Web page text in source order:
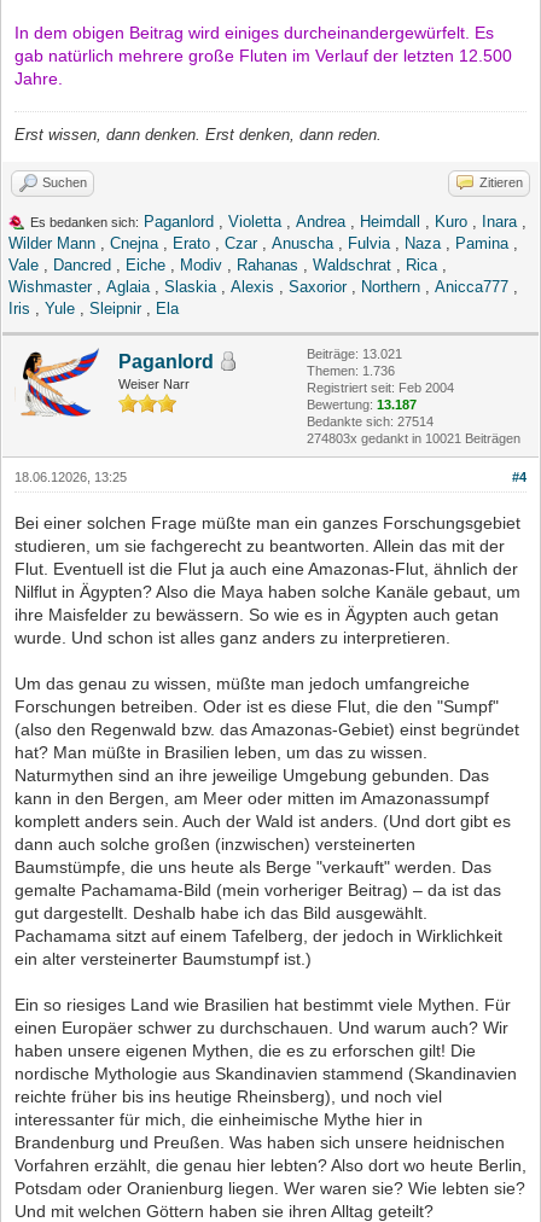
In dem obigen Beitrag wird einiges durcheinandergewürfelt. Es
gab natürlich mehrere große Fluten im Verlauf der letzten 12.500
Jahre.
Erst wissen, dann denken. Erst denken, dann reden.
Suchen Zitieren
Es bedanken sich: Paganlord Violetta Andrea Heimdall Kuro Inara
Wilder Mann
Cnejna Erato Czar, Anuscha Fulvia Naza Pamina
Vale
Dancred Eiche Modiv Rahanas Waldschrat Rica
Wishmaster, Aglaia Slaskia Alexis Saxorior, Northern Anicca777
Iris
Yule Sleipnir, Ela
Paganlord
Weiser Narr
Beiträge: 13.021
Themen: 1.736
Registriert seit: Feb 2004
Bewertung: 13.187
Bedankte sich: 27514
274803x gedankt in 10021 Beiträgen
#4
18.06.12026, 13:25
Bei einer solchen Frage müßte man ein ganzes Forschungsgebiet
studieren, um sie fachgerecht zu beantworten. Allein das mit der
Flut. Eventuell ist die Flut ja auch eine Amazonas-Flut, ähnlich der
Nilflut in Ägypten? Also die Maya haben solche Kanäle gebaut, um
ihre Maisfelder zu bewässern. So wie es in Ägypten auch getan
wurde. Und schon ist alles ganz anders zu interpretieren.
Um das genau zu wissen, müßte man jedoch umfangreiche
Forschungen betreiben. Oder ist es diese Flut, die den "Sumpf"
(also den Regenwald bzw. das Amazonas-Gebiet) einst begründet
hat? Man müßte in Brasilien leben, um das zu wissen.
Naturmythen sind an ihre jeweilige Umgebung gebunden. Das
kann in den Bergen, am Meer oder mitten im Amazonassumpf
komplett anders sein. Auch der Wald ist anders. (Und dort gibt es
dann auch solche großen (inzwischen) versteinerten
Baumstümpfe, die uns heute als Berge "verkauft" werden. Das
gemalte Pachamama-Bild (mein vorheriger Beitrag) – da ist das
gut dargestellt. Deshalb habe ich das Bild ausgewählt.
Pachamama sitzt auf einem Tafelberg, der jedoch in Wirklichkeit
ein alter versteinerter Baumstumpf ist.)
Ein so riesiges Land wie Brasilien hat bestimmt viele Mythen. Für
einen Europäer schwer zu durchschauen. Und warum auch? Wir
haben unsere eigenen Mythen, die es zu erforschen gilt! Die
nordische Mythologie aus Skandinavien stammend (Skandinavien
reichte früher bis ins heutige Rheinsberg), und noch viel
interessanter für mich, die einheimische Mythe hier in
Brandenburg und Preußen. Was haben sich unsere heidnischen
Vorfahren erzählt, die genau hier lebten? Also dort wo heute Berlin,
Potsdam oder Oranienburg liegen. Wer waren sie? Wie lebten sie?
Und mit welchen Göttern haben sie ihren Alltag geteilt?